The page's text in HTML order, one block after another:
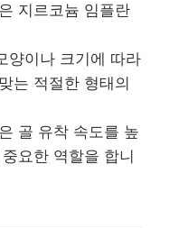
지르코늄 임플란
양이나 크기에 따라
는 적절한 형태의
골 유착 속도를 높
요한 역할을 합니